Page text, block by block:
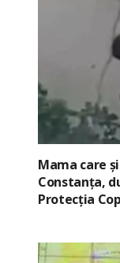
Mama care
Constanța,
Protecția